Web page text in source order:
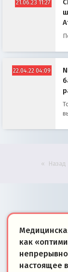
21.06.23 11:27
22.04.22 04:09
Назад
как
настоящее